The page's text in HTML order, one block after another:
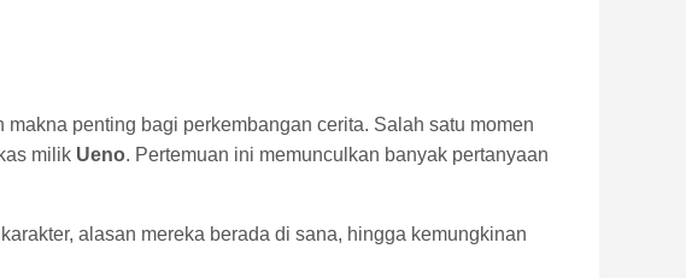
penting bagi perkembangan cerita. Salah satu momen
milik Ueno. Pertemuan ini memunculkan banyak pertanyaan
alasan mereka berada di sana, hingga kemungkinan